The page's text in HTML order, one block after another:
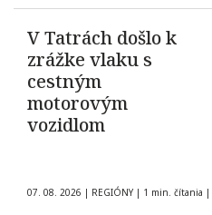
V Tatrách došlo k
zrážke vlaku s
cestným
motorovým
vozidlom
07. 08. 2026 | REGIÓNY | 1 min. čítania |